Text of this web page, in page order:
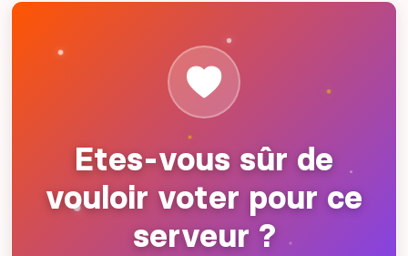
Etes-vous sûr de
vouloir voter pour ce
serveur ?